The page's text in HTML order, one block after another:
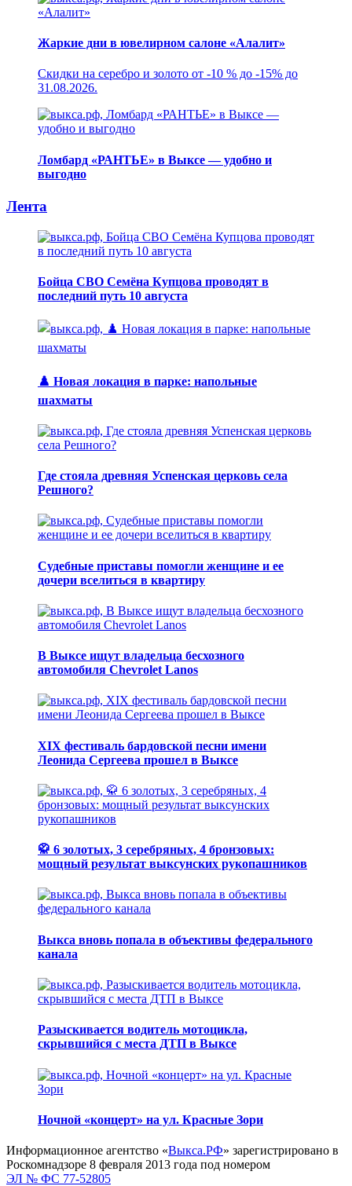
Жаркие дни в ювелирном салоне «Алалит»
Скидки на серебро и золото от -10 % до -15% до
31.08.2026.
Ломбард «РАНТЬЕ» в Выксе — удобно и
выгодно
Лента
Бойца СВО Семёна Купцова проводят в
последний путь 10 августа
♟️ Новая локация в парке: напольные
шахматы
Где стояла древняя Успенская церковь села
Решного?
Судебные приставы помогли женщине и ее
дочери вселиться в квартиру
В Выксе ищут владельца бесхозного
автомобиля Chevrolet Lanos
XIX фестиваль бардовской песни имени
Леонида Сергеева прошел в Выксе
🥋 6 золотых, 3 серебряных, 4 бронзовых:
мощный результат выксунских рукопашников
Выкса вновь попала в объективы федерального
канала
Разыскивается водитель мотоцикла,
скрывшийся с места ДТП в Выксе
Ночной «концерт» на ул. Красные Зори
Информационное агентство «Выкса.РФ» зарегистрировано в
Роскомнадзоре 8 февраля 2013 года под номером
ЭЛ № ФС 77-52805